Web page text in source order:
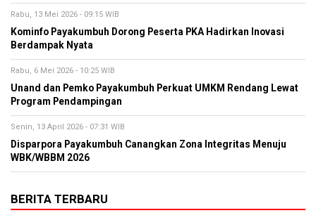
Rabu, 13 Mei 2026 - 09:15 WIB
Kominfo Payakumbuh Dorong Peserta PKA Hadirkan Inovasi
Berdampak Nyata
Rabu, 6 Mei 2026 - 10:25 WIB
Unand dan Pemko Payakumbuh Perkuat UMKM Rendang Lewat
Program Pendampingan
Senin, 13 April 2026 - 07:31 WIB
Disparpora Payakumbuh Canangkan Zona Integritas Menuju
WBK/WBBM 2026
BERITA TERBARU